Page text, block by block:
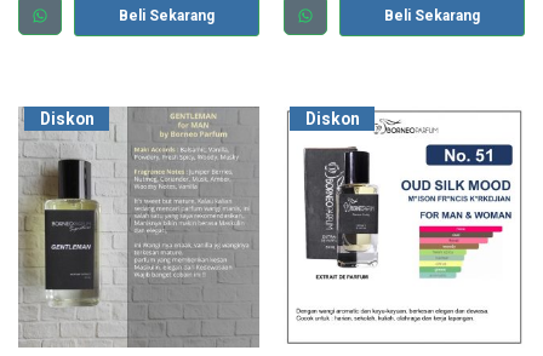
Beli Sekarang Beli Sekarang
Diskon Diskon